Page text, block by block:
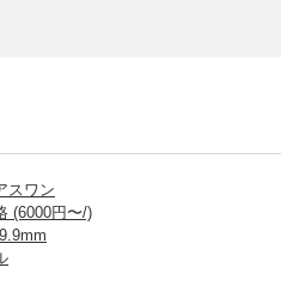
スワン
(6000円〜/)